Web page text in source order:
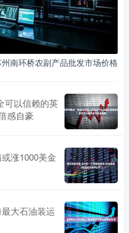
南环桥农副产品批发市场价格
可以信赖的英
感自豪
涨1000美金
大石油装运